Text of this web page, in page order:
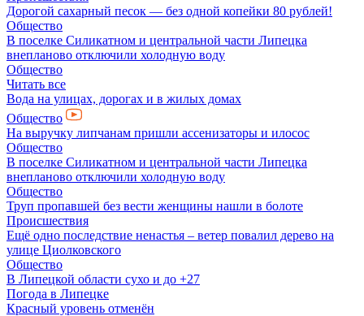
Дорогой сахарный песок — без одной копейки 80 рублей!
Общество
В поселке Силикатном и центральной части Липецка
внепланово отключили холодную воду
Общество
Читать все
Вода на улицах, дорогах и в жилых домах
Общество
На выручку липчанам пришли ассенизаторы и илосос
Общество
В поселке Силикатном и центральной части Липецка
внепланово отключили холодную воду
Общество
Труп пропавшей без вести женщины нашли в болоте
Происшествия
Ещё одно последствие ненастья – ветер повалил дерево на
улице Циолковского
Общество
В Липецкой области сухо и до +27
Погода в Липецке
Красный уровень отменён